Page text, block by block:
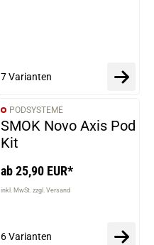
7 Varianten
VARIANTEN
PODSYSTEME
SMOK Novo Axis Pod
Kit
ab 25,90 EUR*
inkl. MwSt. zzgl. Versand
6 Varianten